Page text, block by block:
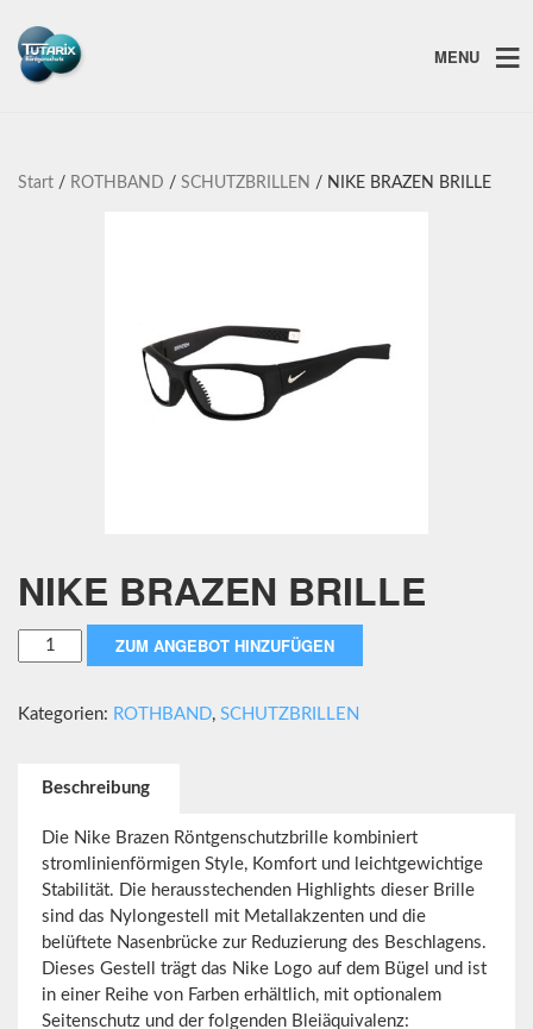
MENU
Start / ROTHBAND / SCHUTZBRILLEN / NIKE BRAZEN BRILLE
NIKE BRAZEN BRILLE
NIKE
BRAZEN
Menge
ZUM ANGEBOT HINZUFÜGEN
Kategorien: ROTHBAND, SCHUTZBRILLEN
Beschreibung
Die Nike Brazen Röntgenschutzbrille kombiniert
stromlinienförmigen Style, Komfort und leichtgewichtige
Stabilität. Die herausstechenden Highlights dieser Brille
sind das Nylongestell mit Metallakzenten und die
belüftete Nasenbrücke zur Reduzierung des Beschlagens.
Dieses Gestell trägt das Nike Logo auf dem Bügel und ist
in einer Reihe von Farben erhältlich, mit optionalem
Seitenschutz und der folgenden Bleiäquivalenz: